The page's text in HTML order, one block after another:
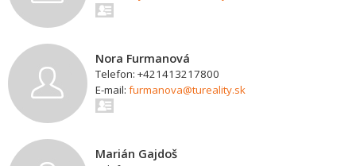
Nora Furmanová
Telefon: +421413217800
E-mail: furmanova@tureality.sk
Marián Gajdoš